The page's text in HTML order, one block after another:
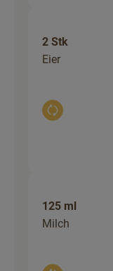
2 Stk
Eier
Auswahl
125 ml
Milch